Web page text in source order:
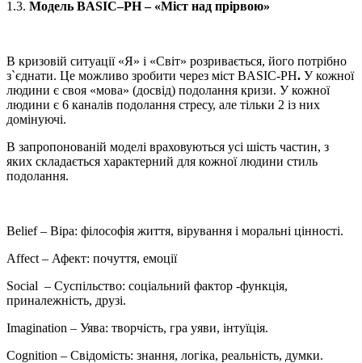
1.3. Модель BASIC–PH– «Міст над прірвою»
В кризовій ситуації «Я» і «Світ» розривається, його потрібно
з`єднати. Це можливо зробити через міст BASIC-PH. У кожної
людини є своя «мова» (досвід) подолання кризи. У кожної
людини є 6 каналів подолання стресу, але тільки 2 із них
домінуючі.
В запропонованій моделі враховуються усі шість частин, з
яких складається характерний для кожної людини стиль
подолання.
Belief – Віра: філософія життя, вірування і моральні цінності.
Affect – Афект: почуття, емоції
Social – Суспільство: соціальний фактор -функція,
приналежність, друзі.
Imagination – Уява: творчість, гра уяви, інтуїція.
Cognition – Свідомість: знання, логіка, реальність, думки.